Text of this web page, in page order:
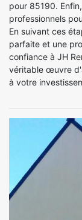
pour 85190.
professionnels
En suivant ces
parfaite et une
confiance à JH
véritable œuvre
à votre